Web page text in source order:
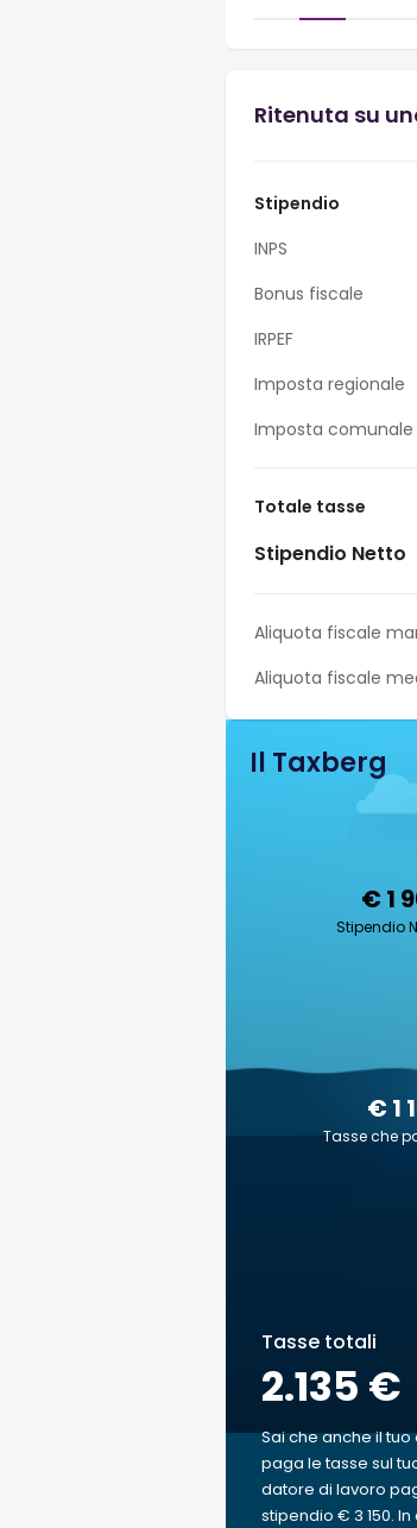
Ritenuta su
Stipendio
INPS
Bonus fiscale
IRPEF
Imposta regionale
Imposta comunale
Totale tasse
Stipendio Netto
Aliquota fiscale
Aliquota fiscale
Il Taxberg
€ 1
Stipendio
€ 1
Tasse che
Tasse totali
2.135 €
Sai che anche il
paga le tasse sul
datore di lavoro
stipendio € 3 150.